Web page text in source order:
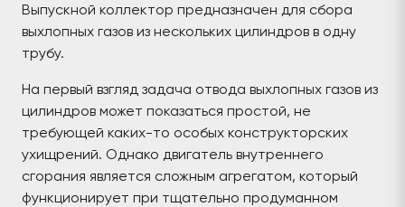
Выпускной коллектор предназначен для сбора
выхлопных газов из нескольких цилиндров в одну
трубу.
На первый взгляд задача отвода выхлопных газов из
цилиндров может показаться простой, не
требующей каких-то особых конструкторских
ухищрений. Однако двигатель внутреннего
сгорания является сложным агрегатом, который
функционирует при тщательно продуманном